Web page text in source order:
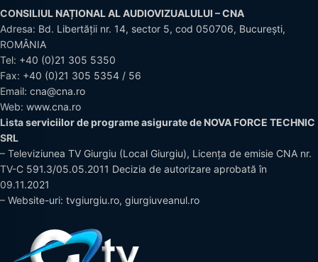
CONSILIUL NAȚIONAL AL AUDIOVIZUALULUI – CNA
Adresa: Bd. Libertății nr. 14, sector 5, cod 050706, București,
ROMÂNIA
Tel: +40 (0)21 305 5350
Fax: +40 (0)21 305 5354 / 56
Email: cna@cna.ro
Web: www.cna.ro
Lista serviciilor de programe asigurate de NOVA FORCE TECHNIC
SRL
– Televiziunea TV Giurgiu (Local Giurgiu), Licența de emisie CNA nr.
TV-C 591.3/05.05.2011 Decizia de autorizare aprobată în
09.11.2021
– Website-uri: tvgiurgiu.ro, giurgiuveanul.ro